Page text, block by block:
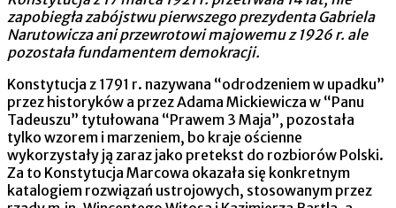
zapobiegła zabójstwu pierwszego prezydenta Gabriela
Narutowicza ani przewrotowi majowemu z 1926 r. ale
pozostała fundamentem demokracji.
Konstytucja z 1791 r. nazywana “odrodzeniem w upadku”
przez historyków a przez Adama Mickiewicza w “Panu
Tadeuszu” tytułowana “Prawem 3 Maja”, pozostała
tylko wzorem i marzeniem, bo kraje ościenne
wykorzystały ją zaraz jako pretekst do rozbiorów Polski.
Za to Konstytucja Marcowa okazała się konkretnym
katalogiem rozwiązań ustrojowych, stosowanym przez